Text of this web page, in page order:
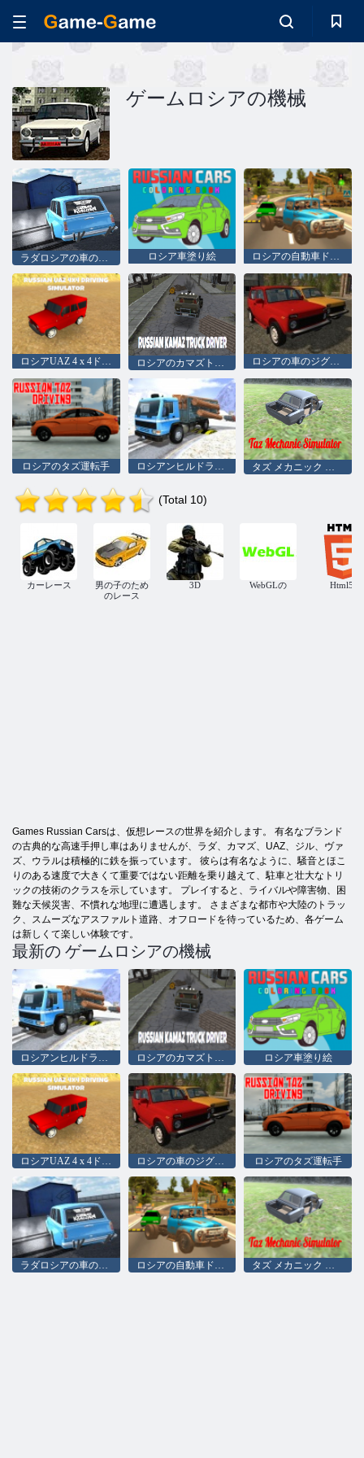
ゲームロシアの機械
ラダロシアの車のドリフト ロシア車塗り絵 ロシアの自動車ドライバーZil 130
ロシアUAZ 4 x 4ドライビングシミュレータ ロシアの車のジグソー
ロシアのタズ運転手 ロシアンヒルドライバー タズ メカニック シミュレーター
(Total 10)
カーレース
男の子のため
のレース
3D WebGLの Html5
Games Russian Carsは、仮想レースの世界を紹介します。 有名なブランド
の古典的な高速手押し車はありませんが、ラダ、カマズ、UAZ、ジル、ヴァ
ズ、ウラルは積極的に鉄を振っています。 彼らは有名なように、騒音とほこ
りのある速度で大きくて重要ではない距離を乗り越えて、駐車と壮大なトリ
ックの技術のクラスを示しています。 プレイすると、ライバルや障害物、困
難な天候災害、不慣れな地理に遭遇します。 さまざまな都市や大陸のトラッ
ク、スムーズなアスファルト道路、オフロードを待っているため、各ゲーム
は新しくて楽しい体験です。
最新の ゲームロシアの機械
ロシアンヒルドライバー ロシアのカマズトラック運転手 ロシア車塗り絵
ロシアUAZ 4 x 4ドライビングシミュレータ ロシアの車のジグソー ロシアのタズ運転手
ラダロシアの車のドリフト ロシアの自動車ドライバーZil 130 タズ メカニック シミュレーター